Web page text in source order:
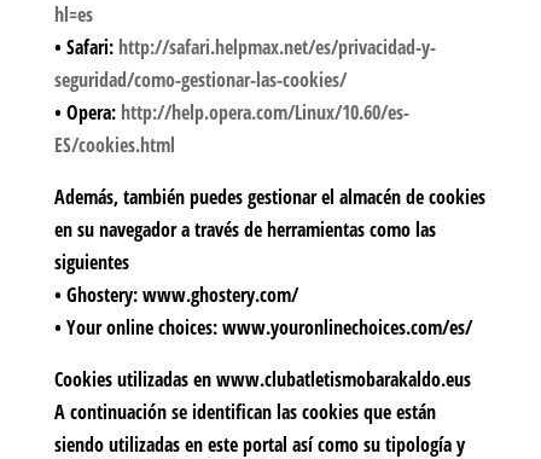
hl=es
• Safari: http://safari.helpmax.net/es/privacidad-y-
seguridad/como-gestionar-las-cookies/
• Opera: http://help.opera.com/Linux/10.60/es-
ES/cookies.html
Además, también puedes gestionar el almacén de cookies
en su navegador a través de herramientas como las
siguientes
• Ghostery:www.ghostery.com/
• Your online choices: www.youronlinechoices.com/es/
Cookies utilizadasen www.clubatletismobarakaldo.eus
A continuación se identifican las cookies que están
siendo utilizadas en este portal así como su tipología y